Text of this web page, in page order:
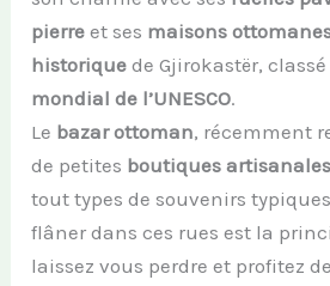
pierre et ses maisons
historique de Gjirokastër,
mondial de l’UNESCO.
Le bazar ottoman, récemment
de petites boutiques artisanales
tout types de souvenirs
flâner dans ces rues est la
laissez vous perdre et profitez